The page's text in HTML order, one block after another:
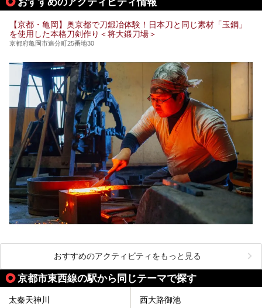
【京都・亀岡】奥京都で刀鍛冶体験！日本刀と同じ素材「玉鋼」
を使用した本格刀剣作り＜将大鍛刀場＞
京都府亀岡市追分町25番地30
おすすめのアクティビティをもっと見る
京都市東西線の駅から同じテーマで探す
太秦天神川 西大路御池